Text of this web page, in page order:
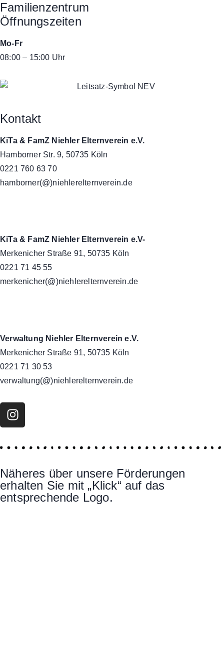
Familienzentrum
Öffnungszeiten
Mo-Fr
08:00 – 15:00 Uhr
Kontakt
KiTa & FamZ Niehler Elternverein e.V.
Hamborner Str. 9, 50735 Köln
0221 760 63 70
hamborner(@)niehlerelternverein.de
KiTa & FamZ Niehler Elternverein e.V-
Merkenicher Straße 91, 50735 Köln
0221 71 45 55
merkenicher(@)niehlerelternverein.de
Verwaltung Niehler Elternverein e.V.
Merkenicher Straße 91, 50735 Köln
0221 71 30 53
verwaltung(@)niehlerelternverein.de
Näheres über unsere Förderungen
erhalten Sie mit „Klick“ auf das
entsprechende Logo.